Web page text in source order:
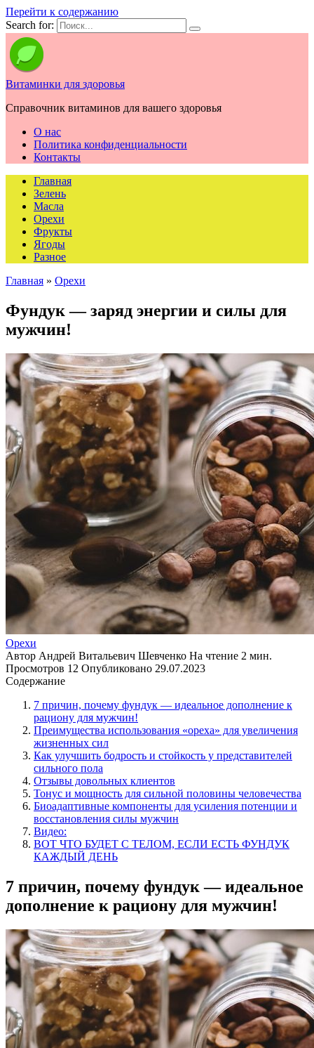
Перейти к содержанию
Search for:
Витаминки для здоровья
Справочник витаминов для вашего здоровья
О нас
Политика конфиденциальности
Контакты
Главная
Зелень
Масла
Орехи
Фрукты
Ягоды
Разное
Главная » Орехи
Фундук — заряд энергии и силы для
мужчин!
Орехи
Автор Андрей Витальевич Шевченко На чтение 2 мин.
Просмотров 12 Опубликовано 29.07.2023
Содержание
7 причин, почему фундук — идеальное дополнение к
рациону для мужчин!
Преимущества использования «ореха» для увеличения
жизненных сил
Как улучшить бодрость и стойкость у представителей
сильного пола
Отзывы довольных клиентов
Тонус и мощность для сильной половины человечества
Биоадаптивные компоненты для усиления потенции и
восстановления силы мужчин
Видео:
ВОТ ЧТО БУДЕТ С ТЕЛОМ, ЕСЛИ ЕСТЬ ФУНДУК
КАЖДЫЙ ДЕНЬ
7 причин, почему фундук — идеальное
дополнение к рациону для мужчин!